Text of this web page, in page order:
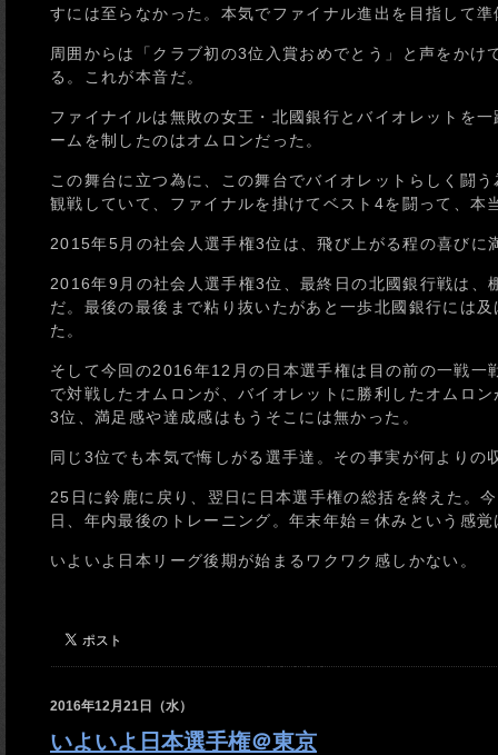
すには至らなかった。本気でファイナル進出を目指して
周囲からは「クラブ初の3位入賞おめでとう」と声をか
る。これが本音だ。
ファイナイルは無敗の女王・北國銀行とバイオレットを
ームを制したのはオムロンだった。
この舞台に立つ為に、この舞台でバイオレットらしく闘
観戦していて、ファイナルを掛けてベスト4を闘って、
2015年5月の社会人選手権3位は、飛び上がる程の喜びに
2016年9月の社会人選手権3位、最終日の北國銀行戦は
だ。最後の最後まで粘り抜いたがあと一歩北國銀行には
た。
そして今回の2016年12月の日本選手権は目の前の一戦
で対戦したオムロンが、バイオレットに勝利したオムロ
3位、満足感や達成感はもうそこには無かった。
同じ3位でも本気で悔しがる選手達。その事実が何よりの
25日に鈴鹿に戻り、翌日に日本選手権の総括を終えた。
日、年内最後のトレーニング。年末年始＝休みという感
いよいよ日本リーグ後期が始まるワクワク感しかない。
2016年12月21日（水）
いよいよ日本選手権＠東京